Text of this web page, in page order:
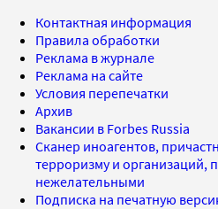
Контактная информация
Правила обработки
Реклама в журнале
Реклама на сайте
Условия перепечатки
Архив
Вакансии в Forbes Russia
Сканер иноагентов,
терроризму и организаций,
нежелательными
Подписка на печатную